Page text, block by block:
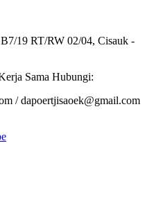
19 RT/RW 02/04, Cisauk -
Sama Hubungi:
/ dapoertjisaoek@gmail.com